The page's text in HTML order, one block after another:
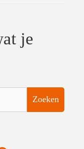
je
Zoeken